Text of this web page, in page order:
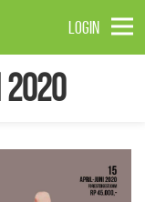
LOGIN